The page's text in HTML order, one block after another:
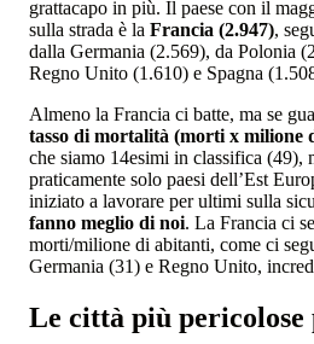
grattacapo in più. Il paese con il
sulla strada è la Francia (2.947),
dalla Germania (2.569), da Polonia
Regno Unito (1.610) e Spagna
Almeno la Francia ci batte, ma se
tasso di mortalità (morti x milione
che siamo 14esimi in classifica (49),
praticamente solo paesi dell’Est
iniziato a lavorare per ultimi sulla
fanno meglio di noi. La Francia ci
morti/milione di abitanti, come ci
Germania (31) e Regno Unito,
Le città più pericolose